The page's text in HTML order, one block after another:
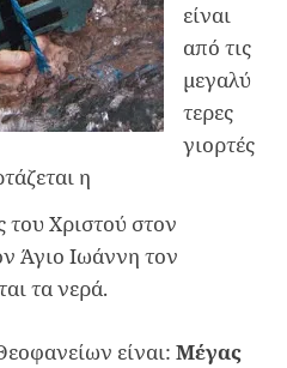
είναι
από τις
μεγαλύ
τερες
γιορτές
η
του Χριστού στον
Άγιο Ιωάννη τον
τα νερά.
είναι: Μέγας